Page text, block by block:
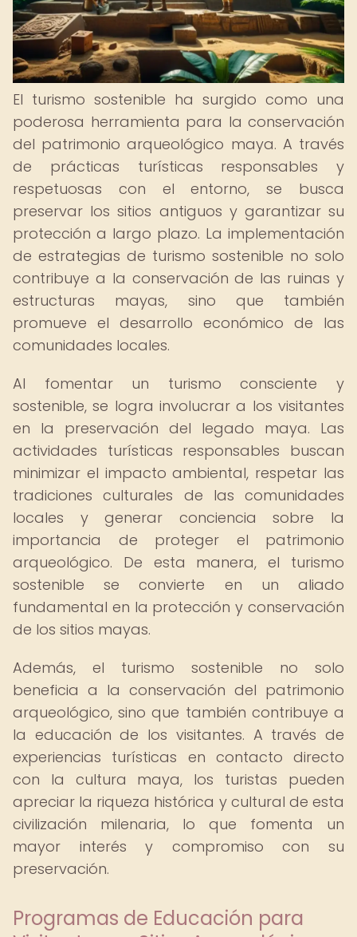
El turismo sostenible ha surgido como una
poderosa herramienta para la conservación
del patrimonio arqueológico maya. A través
de prácticas turísticas responsables y
respetuosas con el entorno, se busca
preservar los sitios antiguos y garantizar su
protección a largo plazo. La implementación
de estrategias de turismo sostenible no solo
contribuye a la conservación de las ruinas y
estructuras mayas, sino que también
promueve el desarrollo económico de las
comunidades locales.
Al fomentar un turismo consciente y
sostenible, se logra involucrar a los visitantes
en la preservación del legado maya. Las
actividades turísticas responsables buscan
minimizar el impacto ambiental, respetar las
tradiciones culturales de las comunidades
locales y generar conciencia sobre la
importancia de proteger el patrimonio
arqueológico. De esta manera, el turismo
sostenible se convierte en un aliado
fundamental en la protección y conservación
de los sitios mayas.
Además, el turismo sostenible no solo
beneficia a la conservación del patrimonio
arqueológico, sino que también contribuye a
la educación de los visitantes. A través de
experiencias turísticas en contacto directo
con la cultura maya, los turistas pueden
apreciar la riqueza histórica y cultural de esta
civilización milenaria, lo que fomenta un
mayor interés y compromiso con su
preservación.
Programas de Educación para